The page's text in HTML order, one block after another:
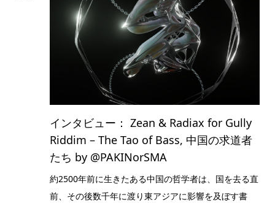
インタビュー： Zean & Radiax for Gully
Riddim – The Tao of Bass, 中国の求道者
たち by @PAKINorSMA
約2500年前に生きたある中国の哲学者は、国を去る直
前、その後数千年に渡り東アジアに影響を及ぼす書